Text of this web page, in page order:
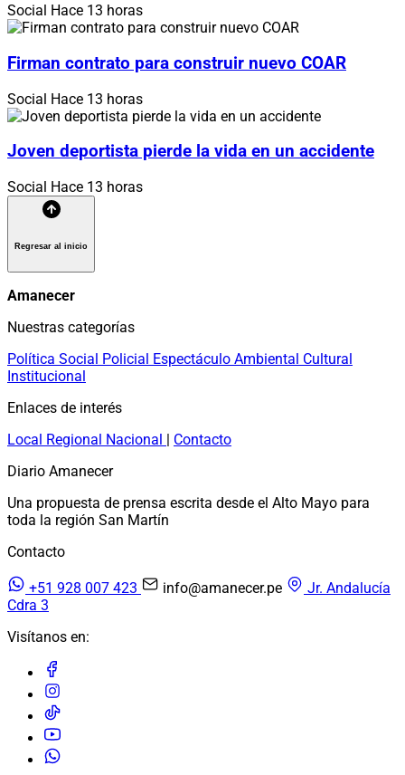
Social Hace 13 horas
Firman contrato para construir nuevo COAR
Social Hace 13 horas
Joven deportista pierde la vida en un accidente
Social Hace 13 horas
Regresar al inicio
Amanecer
Nuestras categorías
Política Social Policial Espectáculo Ambiental Cultural
Institucional
Enlaces de interés
Local Regional Nacional | Contacto
Diario Amanecer
Una propuesta de prensa escrita desde el Alto Mayo para
toda la región San Martín
Contacto
+51 928 007 423 info@amanecer.pe
Jr. Andalucía
Cdra 3
Visítanos en: